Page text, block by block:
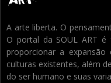
A arte liberta. O
O portal da SOUL ART
proporcionar a expansão
culturas existentes, além
do ser humano e suas